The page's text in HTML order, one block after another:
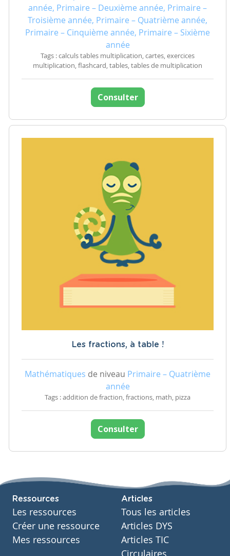
année, Primaire – Deuxième année, Primaire –
Troisième année, Primaire – Quatrième année,
Primaire – Cinquième année, Primaire – Sixième
année
Tags : calculs tables multiplication, cartes, exercices
multiplication, flashcard, tables, tables de multiplication
Consulter
Les fractions, à table !
Mathématiques de niveau Primaire – Quatrième
année
Tags : addition de fraction, fractions, math, pizza
Consulter
Ressources
Les ressources
Créer une ressource
Mes ressources
Articles
Tous les articles
Articles DYS
Articles TIC